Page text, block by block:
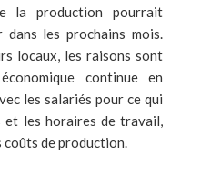
la production pourrait
les prochains mois.
locaux, les raisons sont
continue en
les salariés pour ce qui
et les horaires de travail,
de production.